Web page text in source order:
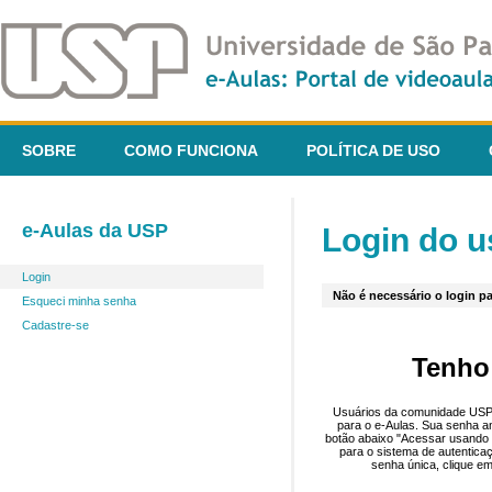
SOBRE COMO FUNCIONA POLÍTICA DE USO
e-Aulas da USP
Login
Esqueci minha senha
Cadastre-se
Login do
Não é necessário o login
Usuários da comunidade
para o e-Aulas. Sua senha
botão abaixo "Acessar
para o sistema de
senha única, clique